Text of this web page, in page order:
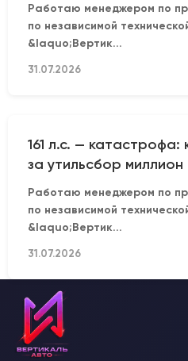
Работаю менеджером по
по независимой
&laquo;Вертик...
31.07.2026
161 л.с. — катастрофа:
за утильсбор миллион
Работаю менеджером по
по независимой
&laquo;Вертик...
31.07.2026